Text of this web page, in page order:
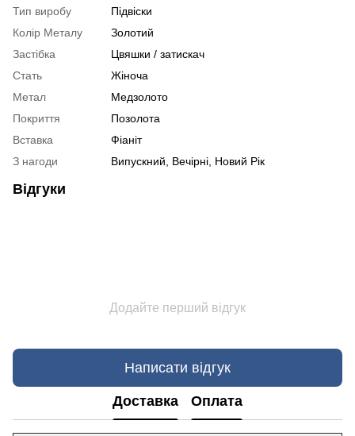
Тип виробу
Підвіски
Колір Металу
Золотий
Застібка
Цвяшки / затискач
Стать
Жіноча
Метал
Медзолото
Покриття
Позолота
Вставка
Фіаніт
З нагоди
Випускний, Вечірні, Новий Рік
Відгуки
Додайте перший відгук
Написати відгук
Доставка Оплата